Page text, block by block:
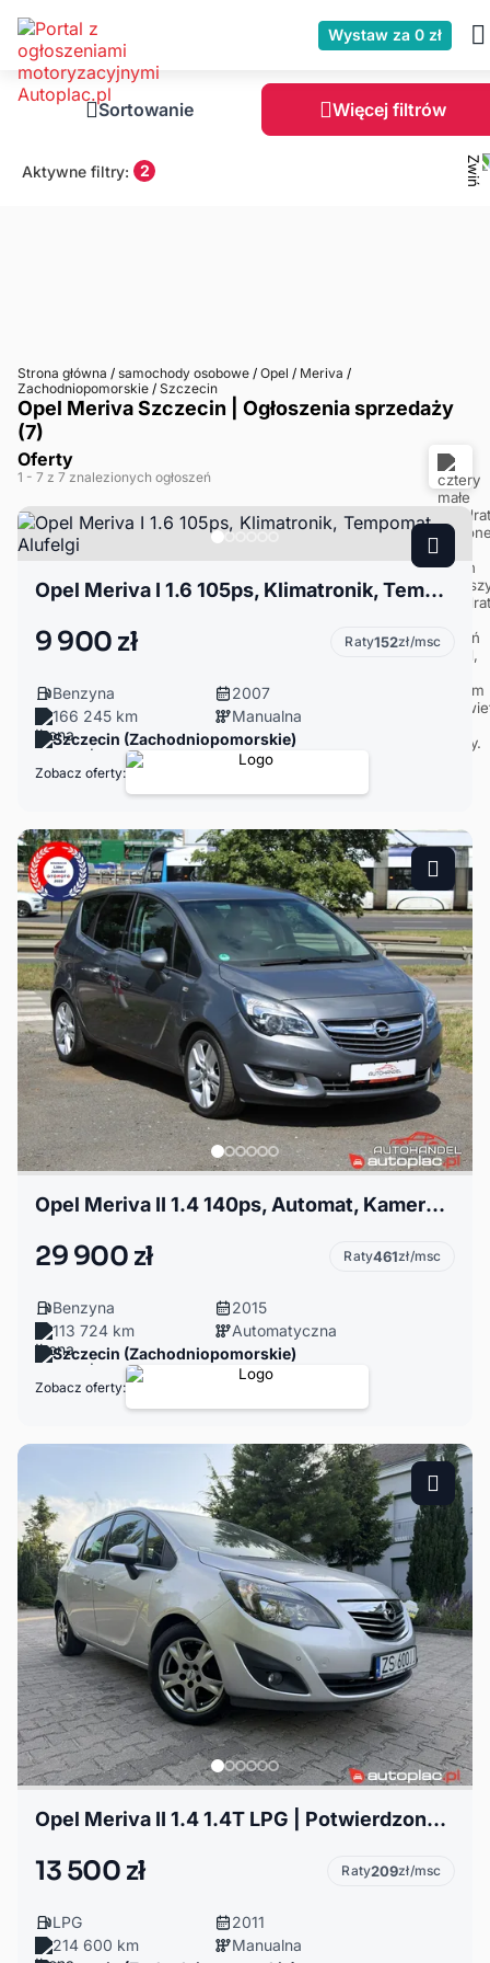
Wystaw za 0 zł
Sortowanie Więcej filtrów
Aktywne filtry: 2
Strona główna / samochody osobowe / Opel / Meriva /
Zachodniopomorskie / Szczecin
Opel Meriva Szczecin | Ogłoszenia sprzedaży
(7)
Oferty
1 - 7 z 7 znalezionych ogłoszeń
Opel Meriva I 1.6 105ps, Klimatronik, Tempomat, Alufelgi
9 900 zł Raty152zł/msc
Benzyna
2007
166 245 km
Manualna
Szczecin (Zachodniopomorskie)
Zobacz oferty:
Opel Meriva II 1.4 140ps, Automat, Kamera, Nawigacja, Półskóry
29 900 zł Raty461zł/msc
Benzyna
2015
113 724 km
Automatyczna
Szczecin (Zachodniopomorskie)
Zobacz oferty:
Opel Meriva II 1.4 1.4T LPG | Potwierdzony Przebieg | Navi | Parktronik
13 500 zł Raty209zł/msc
LPG
2011
214 600 km
Manualna